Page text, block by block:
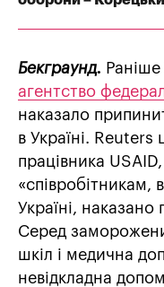
Бекграунд.
агентство
наказало
в Україні.
працівника
«співробітникам,
Україні,
Серед
шкіл і медична
невідкладна